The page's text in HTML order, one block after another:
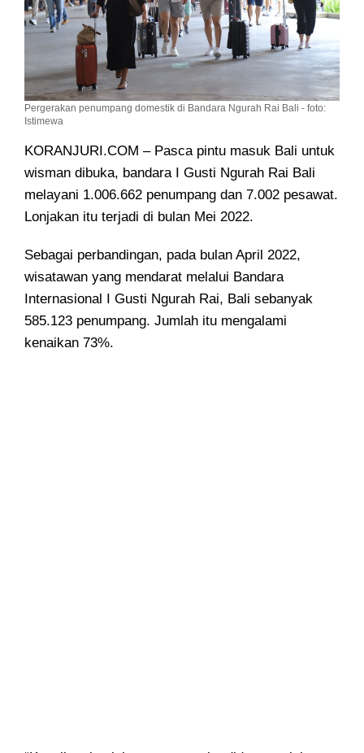
Pergerakan penumpang domestik di Bandara Ngurah Rai Bali - foto:
Istimewa
KORANJURI.COM – Pasca pintu masuk Bali untuk
wisman dibuka, bandara I Gusti Ngurah Rai Bali
melayani 1.006.662 penumpang dan 7.002 pesawat.
Lonjakan itu terjadi di bulan Mei 2022.
Sebagai perbandingan, pada bulan April 2022,
wisatawan yang mendarat melalui Bandara
Internasional I Gusti Ngurah Rai, Bali sebanyak
585.123 penumpang. Jumlah itu mengalami
kenaikan 73%.